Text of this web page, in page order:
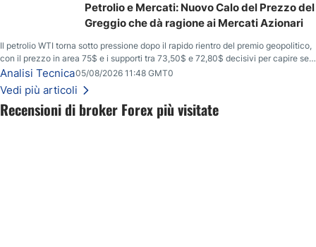
Recensioni di broker Forex più visitate
Petrolio e Mercati: Nuovo Calo del Prezzo del
Greggio che dà ragione ai Mercati Azionari
Il petrolio WTI torna sotto pressione dopo il rapido rientro del premio geopolitico,
con il prezzo in area 75$ e i supporti tra 73,50$ e 72,80$ decisivi per capire se il
ribasso potrà estendersi verso quota 70$.
Analisi Tecnica05/08/2026 11:48 GMT0
Vedi più articoli